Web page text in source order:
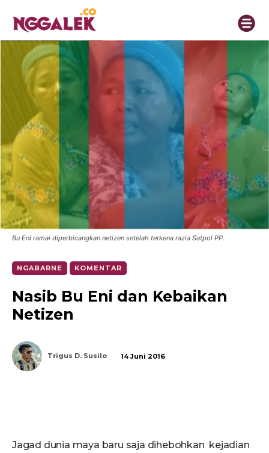
Bu Eni ramai diperbicangkan netizen setelah terkena razia Satpol PP.
NGABARNE KOMENTAR
Nasib Bu Eni dan Kebaikan
Netizen
Trigus D. Susilo 14 Juni 2016
Jagad dunia maya baru saja dihebohkan kejadian